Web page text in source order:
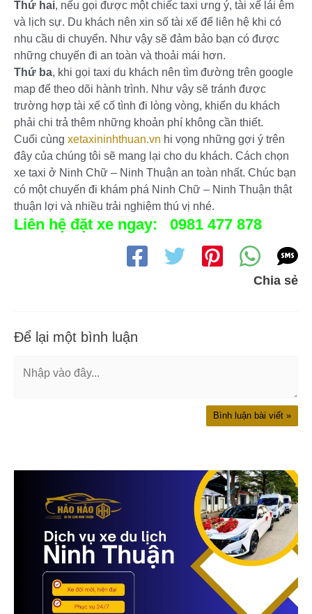
Thứ hai, nếu gọi được một chiếc taxi ưng ý, tài xế lái êm
và lịch sự. Du khách nên xin số tài xế để liên hệ khi có
nhu cầu di chuyển. Như vậy sẽ đảm bảo bạn có được
những chuyến đi an toàn và thoải mái hơn.
Thứ ba, khi gọi taxi du khách nên tìm đường trên google
map để theo dõi hành trình. Như vậy sẽ tránh được
trường hợp tài xế cố tình đi lòng vòng, khiến du khách
phải chi trả thêm những khoản phí không cần thiết.
Cuối cùng xetaxininhthuan.vn hi vọng những gợi ý trên
đây của chúng tôi sẽ mang lại cho du khách. Cách chọn
xe taxi ở Ninh Chữ – Ninh Thuận an toàn nhất. Chúc bạn
có một chuyến đi khám phá Ninh Chữ – Ninh Thuận thật
thuận lợi và nhiều trải nghiệm thú vị nhé.
Liên hệ đặt xe ngay: 0981 477 878
Chia sẻ
Để lại một bình luận
vào